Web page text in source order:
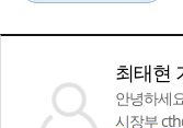
최태현
안녕하세
시장부